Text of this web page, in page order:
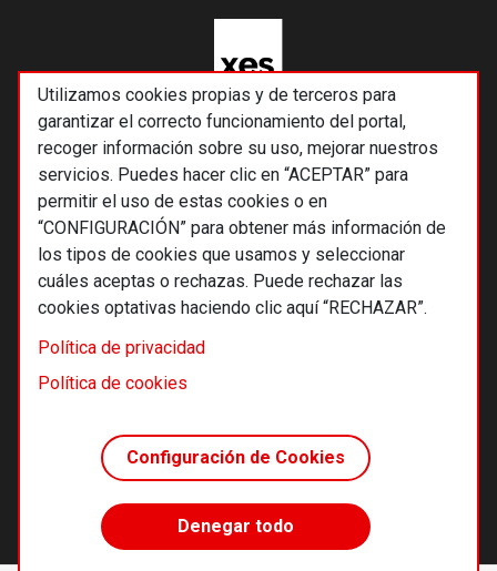
Utilizamos cookies propias y de terceros para
garantizar el correcto funcionamiento del portal,
recoger información sobre su uso, mejorar nuestros
servicios. Puedes hacer clic en “ACEPTAR” para
permitir el uso de estas cookies o en
“CONFIGURACIÓN” para obtener más información de
los tipos de cookies que usamos y seleccionar
cuáles aceptas o rechazas. Puede rechazar las
cookies optativas haciendo clic aquí “RECHAZAR”.
Política de privacidad
Política de cookies
Configuración de Cookies
Denegar todo
© 2026 Alternativas económicas SCCL
Footer
Términos y condiciones de uso
Política de cookies
Principios editoriales